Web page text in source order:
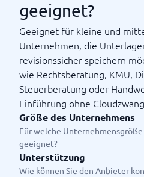
geeignet?
Geeignet für kleine und
Unternehmen, die
revisionssicher speichern
wie Rechtsberatung, KMU,
Steuerberatung oder
Einführung ohne
Größe des Unternehmens
Für welche Unternehmensgröße
geeignet?
Unterstützung
Wie können Sie den Anbieter